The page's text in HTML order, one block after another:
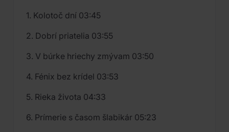
1. Kolotoč dní 03:45
2. Dobrí priatelia 03:55
3. V búrke hriechy zmývam 03:50
4. Fénix bez krídel 03:53
5. Rieka života 04:33
6. Prímerie s časom šlabikár 05:23